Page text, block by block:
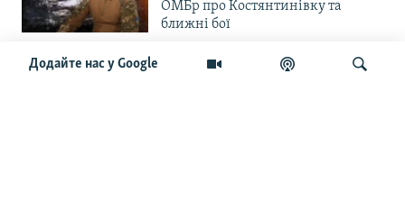
Додайте нас у Google
ОМБр про Костянтинівку та
ближні бої
«Повільне прогризання». Армія